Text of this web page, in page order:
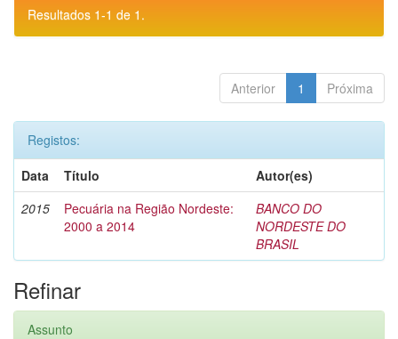
Resultados 1-1 de 1.
Anterior 1 Próxima
Registos:
Data
Título
Autor(es)
2015
Pecuária na Região Nordeste:
2000 a 2014
BANCO DO
NORDESTE DO
BRASIL
Refinar
Assunto